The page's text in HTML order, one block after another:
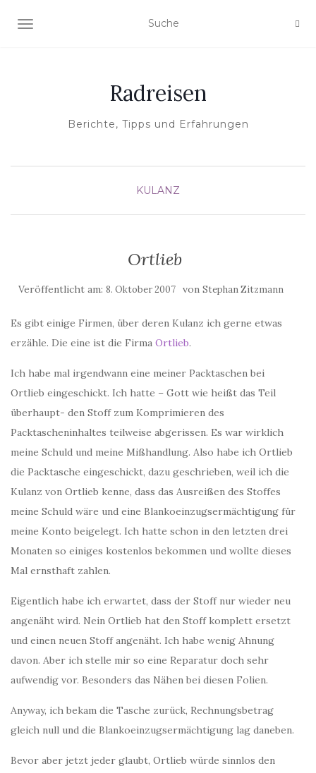
NAVIGATION EIN-/AUSSCHALTEN
Radreisen
Berichte, Tipps und Erfahrungen
KULANZ
Ortlieb
Veröffentlicht am: 8. Oktober 2007 von Stephan Zitzmann
Es gibt einige Firmen, über deren Kulanz ich gerne etwas
erzähle. Die eine ist die Firma Ortlieb.
Ich habe mal irgendwann eine meiner Packtaschen bei
Ortlieb eingeschickt. Ich hatte – Gott wie heißt das Teil
überhaupt- den Stoff zum Komprimieren des
Packtascheninhaltes teilweise abgerissen. Es war wirklich
meine Schuld und meine Mißhandlung. Also habe ich Ortlieb
die Packtasche eingeschickt, dazu geschrieben, weil ich die
Kulanz von Ortlieb kenne, dass das Ausreißen des Stoffes
meine Schuld wäre und eine Blankoeinzugsermächtigung für
meine Konto beigelegt. Ich hatte schon in den letzten drei
Monaten so einiges kostenlos bekommen und wollte dieses
Mal ernsthaft zahlen.
Eigentlich habe ich erwartet, dass der Stoff nur wieder neu
angenäht wird. Nein Ortlieb hat den Stoff komplett ersetzt
und einen neuen Stoff angenäht. Ich habe wenig Ahnung
davon. Aber ich stelle mir so eine Reparatur doch sehr
aufwendig vor. Besonders das Nähen bei diesen Folien.
Anyway, ich bekam die Tasche zurück, Rechnungsbetrag
gleich null und die Blankoeinzugsermächtigung lag daneben.
Bevor aber jetzt jeder glaubt, Ortlieb würde sinnlos den